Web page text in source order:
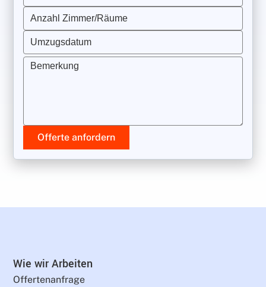
Anzahl Zimmer/Räume
Umzugsdatum
Bemerkung
Offerte anfordern
Wie wir Arbeiten
Offertenanfrage